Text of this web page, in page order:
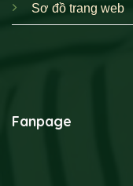
Sơ đồ trang web
Fanpage